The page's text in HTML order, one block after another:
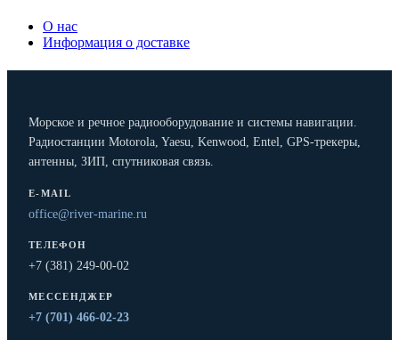
О нас
Информация о доставке
Морское и речное радиооборудование и системы навигации.
Радиостанции Motorola, Yaesu, Kenwood, Entel, GPS-трекеры,
антенны, ЗИП, спутниковая связь.
E-MAIL
office@river-marine.ru
ТЕЛЕФОН
+7 (381) 249-00-02
МЕССЕНДЖЕР
+7 (701) 466-02-23